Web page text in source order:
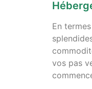
En
vos pas